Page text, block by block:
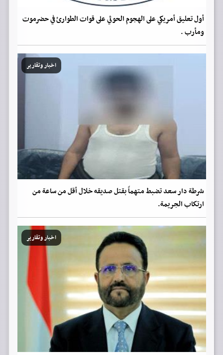
أول تعليق أمريكي على الهجوم الحوثي على قوات الطوارئ في حضرموت
ومأرب .
اخبار وتقارير
شرطة دار سعد تضبط متهماً بقتل صديقه خلال أقل من ساعة من
ارتكاب الجريمة.
اخبار وتقارير